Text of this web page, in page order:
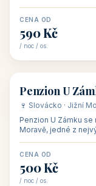
CENA OD
590 Kč
/ noc / os.
🏡 penzion
Penzion U
🍷 Slovácko · Jižní
Penzion U Zámku
Moravě, jedné z
CENA OD
500 Kč
/ noc / os.